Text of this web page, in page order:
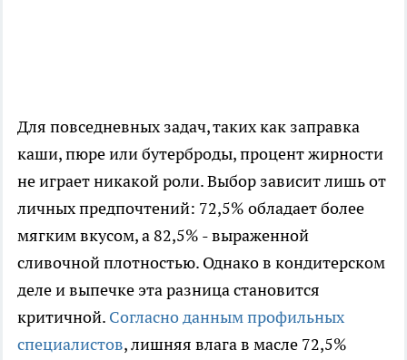
Для повседневных задач, таких как заправка
каши, пюре или бутерброды, процент жирности
не играет никакой роли. Выбор зависит лишь от
личных предпочтений: 72,5% обладает более
мягким вкусом, а 82,5% - выраженной
сливочной плотностью. Однако в кондитерском
деле и выпечке эта разница становится
критичной. Согласно данным профильных
специалистов, лишняя влага в масле 72,5%